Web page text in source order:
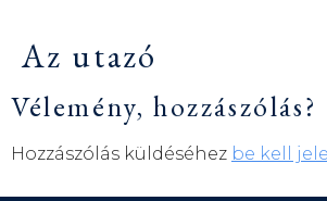
Az utazó
Vélemény, hozzászólás?
Hozzászólás küldéséhez be kell